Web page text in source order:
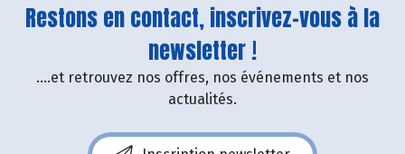
Restons en contact, inscrivez-vous à la
newsletter !
....et retrouvez nos offres, nos événements et nos
actualités.